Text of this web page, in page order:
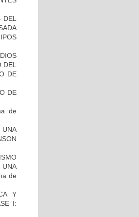
DE
DE
de
UNA
UNA
de
Y
I: